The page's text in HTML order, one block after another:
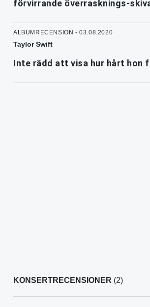
förvirrande överrasknings-
ALBUMRECENSION - 03.08.2020
Taylor Swift
Inte rädd att visa hur hårt hon
KONSERTRECENSIONER (2)